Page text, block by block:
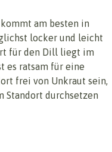
am besten in
locker und leicht
für den Dill liegt im
es ratsam für eine
frei von Unkraut sein,
Standort durchsetzen